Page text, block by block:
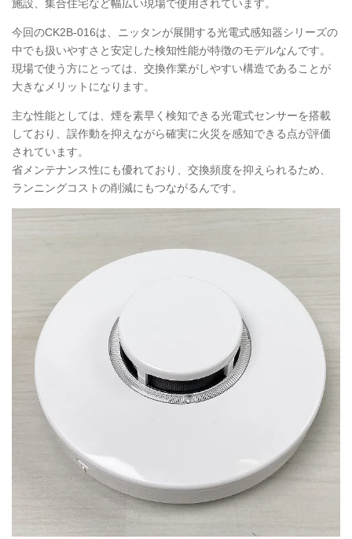
施設、集合住宅など幅広い現場で使用されています。
今回のCK2B-016は、ニッタンが展開する光電式感知器シリーズの
中でも扱いやすさと安定した検知性能が特徴のモデルなんです。
現場で使う方にとっては、交換作業がしやすい構造であることが
大きなメリットになります。
主な性能としては、煙を素早く検知できる光電式センサーを搭載
しており、誤作動を抑えながら確実に火災を感知できる点が評価
されています。
省メンテナンス性にも優れており、交換頻度を抑えられるため、
ランニングコストの削減にもつながるんです。